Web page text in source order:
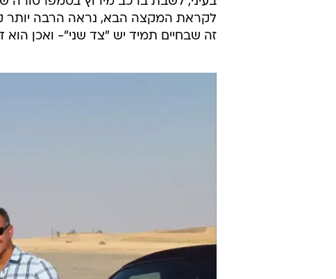
לקראת המקצה הבא, נראה הרבה יותר
זה שבחיים תמיד יש "צד שני"- ואכן הוא